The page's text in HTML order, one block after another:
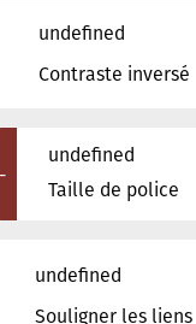
Ville d'Esch/Alzette
undefined
Contraste inversé
-
undefined
Taille de police
undefined
Souligner les liens